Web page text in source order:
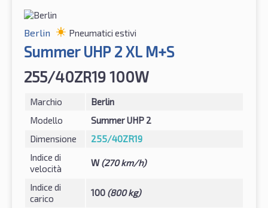
Berlin Pneumatici estivi
Summer UHP 2 XL M+S
255/40ZR19 100W
Marchio
Berlin
Modello
Summer UHP 2
Dimensione
255/40ZR19
Indice di
velocità
W(270 km/h)
Indice di
carico
100 (800 kg)